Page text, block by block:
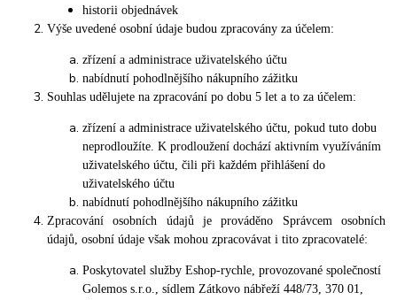
historii objednávek
Výše uvedené osobní údaje budou zpracovány za účelem:
zřízení a administrace uživatelského účtu
nabídnutí pohodlnějšího nákupního zážitku
Souhlas udělujete na zpracování po dobu 5 let a to za účelem:
zřízení a administrace uživatelského účtu, pokud tuto dobu
neprodloužíte. K prodloužení dochází aktivním využíváním
uživatelského účtu, čili při každém přihlášení do
uživatelského účtu
nabídnutí pohodlnějšího nákupního zážitku
Zpracování osobních údajů je prováděno Správcem osobních
údajů, osobní údaje však mohou zpracovávat i tito zpracovatelé:
Poskytovatel služby Eshop-rychle, provozované společností
Golemos s.r.o., sídlem Zátkovo nábřeží 448/73, 370 01,